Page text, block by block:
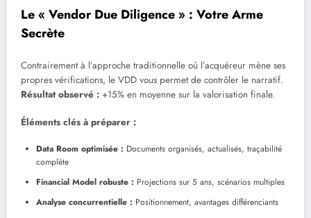
Le « Vendor Due Diligence » : Votre Arme
Secrète
Contrairement à l’approche traditionnelle où l’acquéreur mène ses
propres vérifications, le VDD vous permet de contrôler le narratif.
Résultat observé : +15% en moyenne sur la valorisation finale.
Éléments clés à préparer :
Data Room optimisée : Documents organisés, actualisés, traçabilité
complète
Financial Model robuste : Projections sur 5 ans, scénarios multiples
Analyse concurrentielle : Positionnement, avantages différenciants